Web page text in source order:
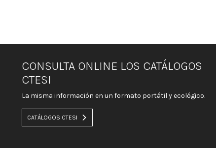
CONSULTA ONLINE LOS CATÁLOGOS
CTESI
La misma información en un formato portátil y ecológico.
CATÁLOGOS CTESI